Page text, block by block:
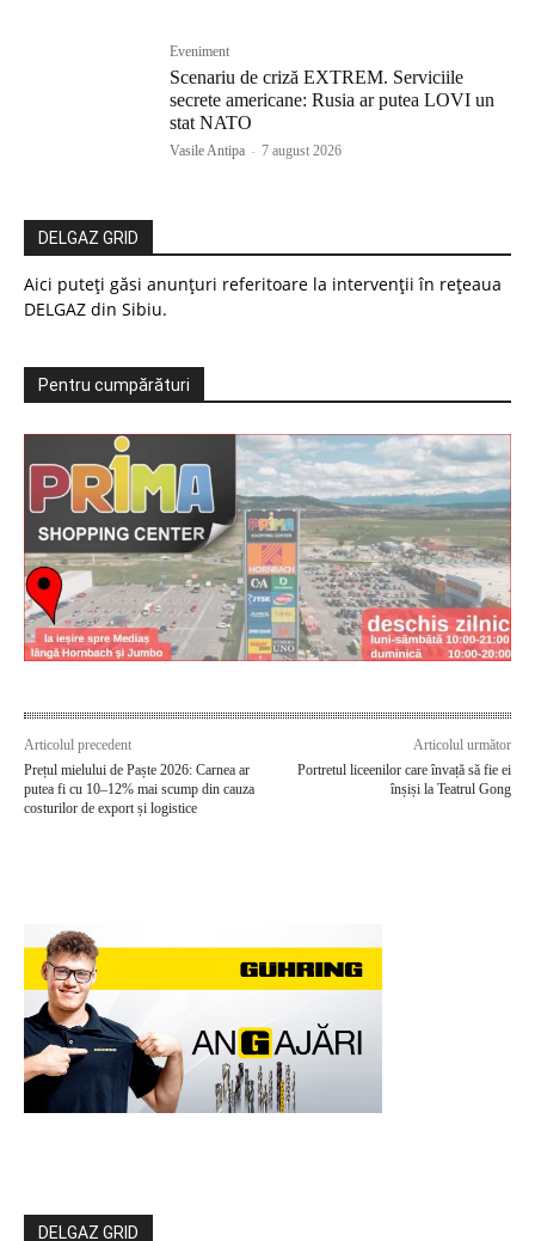
Eveniment
Scenariu de criză EXTREM. Serviciile
secrete americane: Rusia ar putea LOVI un
stat NATO
Vasile Antipa - 7 august 2026
DELGAZ GRID
Aici puteți găsi anunțuri referitoare la intervenții în rețeaua
DELGAZ din Sibiu.
Pentru cumpărături
Articolul precedent
Prețul mielului de Paște 2026: Carnea ar
putea fi cu 10–12% mai scump din cauza
costurilor de export și logistice
Articolul următor
Portretul liceenilor care învață să fie ei
înșiși la Teatrul Gong
DELGAZ GRID